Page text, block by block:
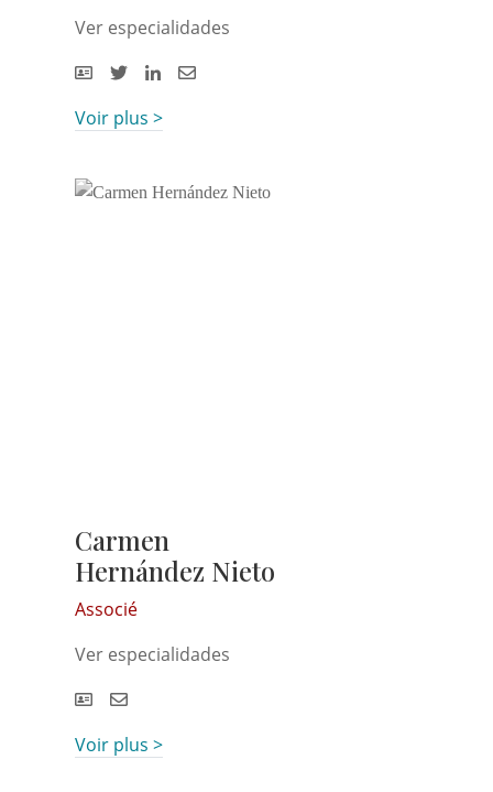
Ver especialidades
Voir plus >
Carmen
Hernández Nieto
Associé
Ver especialidades
Voir plus >